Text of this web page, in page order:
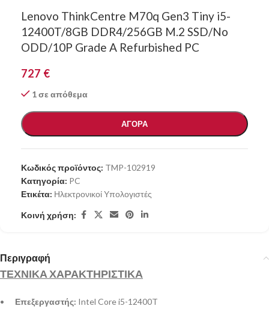
Lenovo ThinkCentre M70q Gen3 Tiny i5-
12400T/8GB DDR4/256GB M.2 SSD/No
ODD/10P Grade A Refurbished PC
727 €
1 σε απόθεμα
ΑΓΟΡΑ
Κωδικός προϊόντος: TMP-102919
Κατηγορία: PC
Ετικέτα: Ηλεκτρονικοί Υπολογιστές
Κοινή χρήση:
Περιγραφή
ΤΕΧΝΙΚΑ ΧΑΡΑΚΤΗΡΙΣΤΙΚΑ
• Επεξεργαστής: Intel Core i5-12400T